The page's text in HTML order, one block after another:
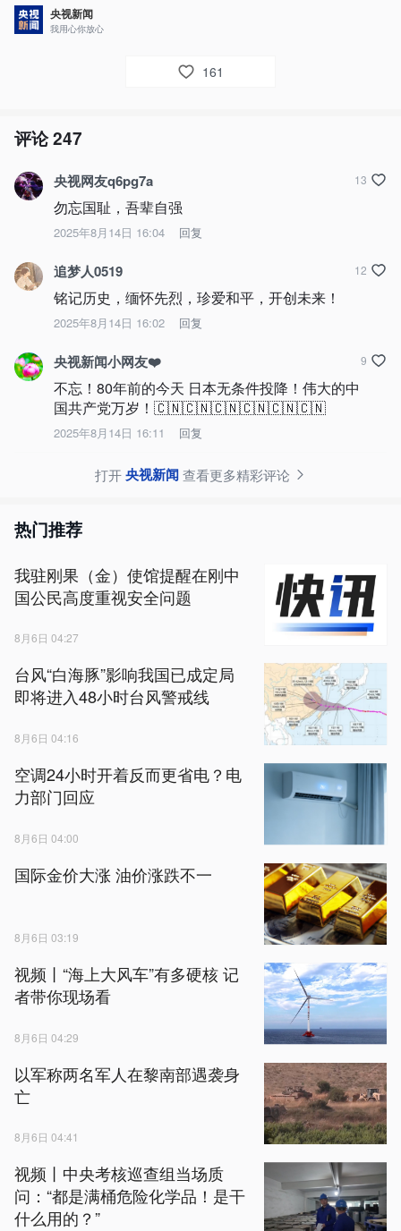
央视新闻
我用心你放心
161
评论247
央视网友q6pg7a
勿忘国耻，吾辈自强
2025年8月14日 16:04 回复
13
追梦人0519
铭记历史，缅怀先烈，珍爱和平，开创未来！
2025年8月14日 16:02 回复
12
央视新闻小网友❤️
不忘！80年前的今天 日本无条件投降！伟大的中
国共产党万岁！🇨🇳🇨🇳🇨🇳🇨🇳🇨🇳🇨🇳
2025年8月14日 16:11 回复
9
打开央视新闻查看更多精彩评论
热门推荐
我驻刚果（金）使馆提醒在刚中
国公民高度重视安全问题
8月6日 04:27
台风“白海豚”影响我国已成定局
即将进入48小时台风警戒线
8月6日 04:16
空调24小时开着反而更省电？电
力部门回应
8月6日 04:00
国际金价大涨 油价涨跌不一
8月6日 03:19
视频丨“海上大风车”有多硬核 记
者带你现场看
8月6日 04:29
以军称两名军人在黎南部遇袭身
亡
8月6日 04:41
视频丨中央考核巡查组当场质
问：“都是满桶危险化学品！是干
什么用的？”